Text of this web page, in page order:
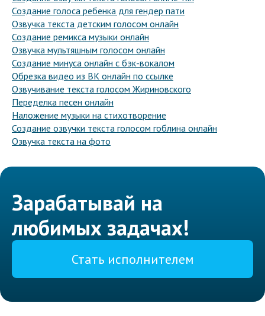
Создание голоса ребенка для гендер пати
Озвучка текста детским голосом онлайн
Создание ремикса музыки онлайн
Озвучка мультяшным голосом онлайн
Создание минуса онлайн с бэк-вокалом
Обрезка видео из ВК онлайн по ссылке
Озвучивание текста голосом Жириновского
Переделка песен онлайн
Наложение музыки на стихотворение
Создание озвучки текста голосом гоблина онлайн
Озвучка текста на фото
Зарабатывай на
любимых задачах!
Стать исполнителем